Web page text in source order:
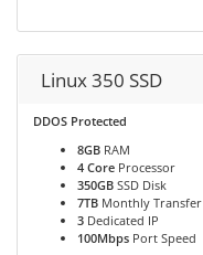
Linux 350 SSD
DDOS Protected
8GB RAM
4 Core Processor
350GB SSD Disk
7TB Monthly Transfer
3 Dedicated IP
100Mbps Port Speed